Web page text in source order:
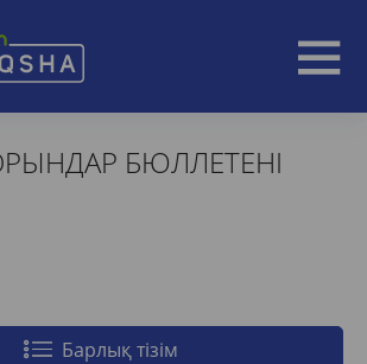
БЮЛЛЕТЕНІ
Барлық тізім